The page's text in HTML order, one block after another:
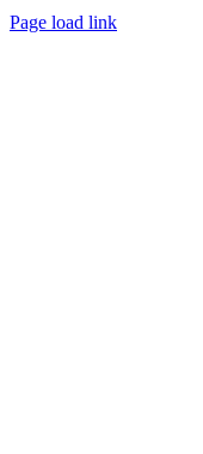
Page load link